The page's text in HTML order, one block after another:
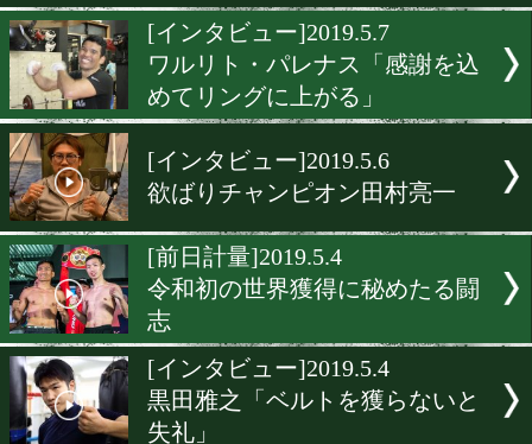
小西伶弥「引き出しは増え
[インタビュー]2019.5.13
多田雅 山形県初の日本王
[インタビュー]2019.5.10
江藤光喜「ここがターニン
イント」
[インタビュー]2019.5.8
久我勇作「二度と戦いたい
わせない」